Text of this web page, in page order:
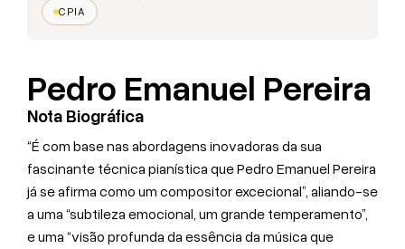
CPIA
Pedro Emanuel Pereira
Nota Biográfica
“É com base nas abordagens inovadoras da sua
fascinante técnica pianística que Pedro Emanuel Pereira
já se afirma como um compositor excecional”, aliando-se
a uma “subtileza emocional, um grande temperamento”,
e uma “visão profunda da essência da música que